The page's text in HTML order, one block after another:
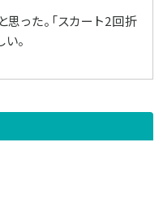
った。「スカート2回折
。